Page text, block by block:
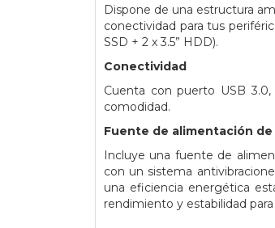
Dispone de una estructura
conectividad para tus
SSD + 2 x 3.5” HDD).
Conectividad
Cuenta con puerto USB
comodidad.
Fuente de alimentación de
Incluye una fuente de
con un sistema
una eficiencia energética
rendimiento y estabilidad